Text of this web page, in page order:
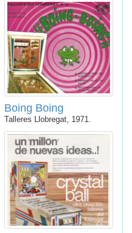
Boing Boing
Talleres Llobregat, 1971.